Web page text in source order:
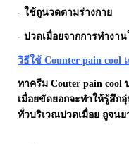
เส้นผม
Beta Glucan
กล้ามเนื้อ เพาะก
สำหรับท่านชาย
NEOCA
Organic's Herbs
Laurance ลอเรน
HerBlanc เฮอบลัง
- ใช้ถูนวดตามร่างกาย
- ปวดเมื่อยจากการทำงา
วิธีใช้ Counter pain cool
ทาครีม Couter pain cool
เมื่อยขัดยอกจะทำให้รู้สึก
ทั่วบริเวณปวดเมื่อย ถูจน